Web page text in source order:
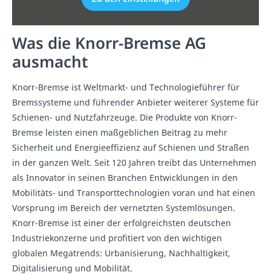
Was die Knorr-Bremse AG
ausmacht
Knorr-Bremse ist Weltmarkt- und Technologieführer für
Bremssysteme und führender Anbieter weiterer Systeme für
Schienen- und Nutzfahrzeuge. Die Produkte von Knorr-
Bremse leisten einen maßgeblichen Beitrag zu mehr
Sicherheit und Energieeffizienz auf Schienen und Straßen
in der ganzen Welt. Seit 120 Jahren treibt das Unternehmen
als Innovator in seinen Branchen Entwicklungen in den
Mobilitäts- und Transporttechnologien voran und hat einen
Vorsprung im Bereich der vernetzten Systemlösungen.
Knorr-Bremse ist einer der erfolgreichsten deutschen
Industriekonzerne und profitiert von den wichtigen
globalen Megatrends: Urbanisierung, Nachhaltigkeit,
Digitalisierung und Mobilität.